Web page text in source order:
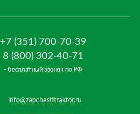
+7 (351) 700-70-39
8 (800) 302-40-71
- бесплатный звонок по РФ
info@zapchastitraktor.ru